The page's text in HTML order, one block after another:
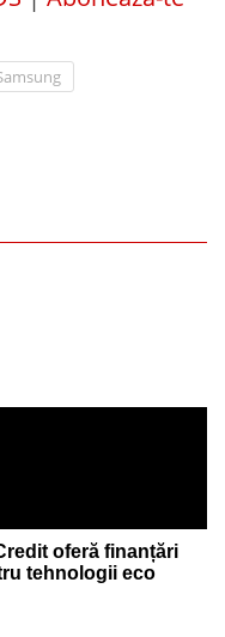
oferă finanțări
tehnologii eco